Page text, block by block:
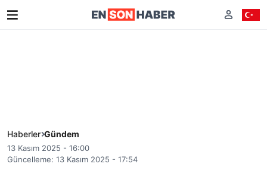
Haberler Gündem
13 Kasım 2025 - 16:00
Güncelleme: 13 Kasım 2025 - 17:54